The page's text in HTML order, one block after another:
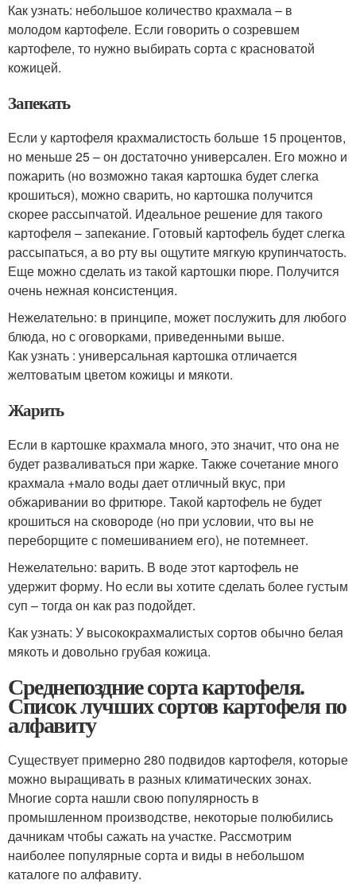
Как узнать: небольшое количество крахмала – в
молодом картофеле. Если говорить о созревшем
картофеле, то нужно выбирать сорта с красноватой
кожицей.
Запекать
Если у картофеля крахмалистость больше 15 процентов,
но меньше 25 – он достаточно универсален. Его можно и
пожарить (но возможно такая картошка будет слегка
крошиться), можно сварить, но картошка получится
скорее рассыпчатой. Идеальное решение для такого
картофеля – запекание. Готовый картофель будет слегка
рассыпаться, а во рту вы ощутите мягкую крупинчатость.
Еще можно сделать из такой картошки пюре. Получится
очень нежная консистенция.
Нежелательно: в принципе, может послужить для любого
блюда, но с оговорками, приведенными выше.
Как узнать : универсальная картошка отличается
желтоватым цветом кожицы и мякоти.
Жарить
Если в картошке крахмала много, это значит, что она не
будет разваливаться при жарке. Также сочетание много
крахмала +мало воды дает отличный вкус, при
обжаривании во фритюре. Такой картофель не будет
крошиться на сковороде (но при условии, что вы не
переборщите с помешиванием его), не потемнеет.
Нежелательно: варить. В воде этот картофель не
удержит форму. Но если вы хотите сделать более густым
суп – тогда он как раз подойдет.
Как узнать: У высококрахмалистых сортов обычно белая
мякоть и довольно грубая кожица.
Среднепоздние сорта картофеля.
Список лучших сортов картофеля по
алфавиту
Существует примерно 280 подвидов картофеля, которые
можно выращивать в разных климатических зонах.
Многие сорта нашли свою популярность в
промышленном производстве, некоторые полюбились
дачникам чтобы сажать на участке. Рассмотрим
наиболее популярные сорта и виды в небольшом
каталоге по алфавиту.